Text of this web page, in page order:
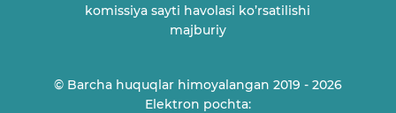
komissiya sayti havolasi ko’rsatilishi
majburiy
© Barcha huquqlar himoyalangan 2019 - 2026
Elektron pochta: